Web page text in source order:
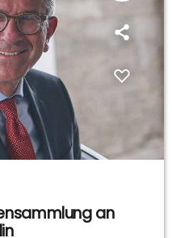
an